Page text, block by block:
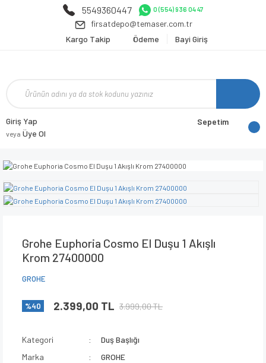
5549360447 0 (554) 936 04 47
firsatdepo@temaser.com.tr
Kargo Takip
Ödeme Bayi Giriş
Giriş Yap
veya Üye Ol
Sepetim
Grohe Euphoria Cosmo El Duşu 1 Akışlı
Krom 27400000
GROHE
%40 2.399,00 TL 3.999,00 TL
Kategori
Duş Başlığı
Marka
GROHE